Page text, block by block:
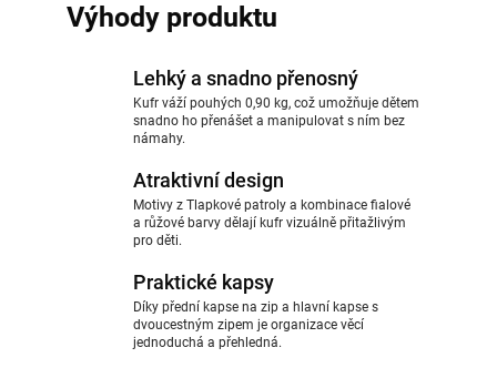
Výhody produktu
Lehký a snadno přenosný
Kufr váží pouhých 0,90 kg, což umožňuje dětem
snadno ho přenášet a manipulovat s ním bez
námahy.
Atraktivní design
Motivy z Tlapkové patroly a kombinace fialové
a růžové barvy dělají kufr vizuálně přitažlivým
pro děti.
Praktické kapsy
Díky přední kapse na zip a hlavní kapse s
dvoucestným zipem je organizace věcí
jednoduchá a přehledná.